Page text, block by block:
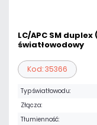
LC/APC SM
światłowodowy
Kod: 35366
Typ światłowodu:
Złącza:
Tłumienność: